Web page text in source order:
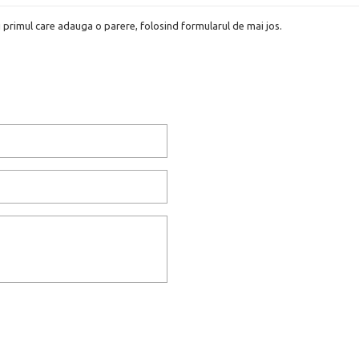
care adauga o parere, folosind formularul de mai jos.